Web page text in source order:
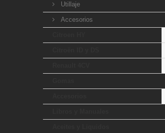
Utillaje
Accesorios